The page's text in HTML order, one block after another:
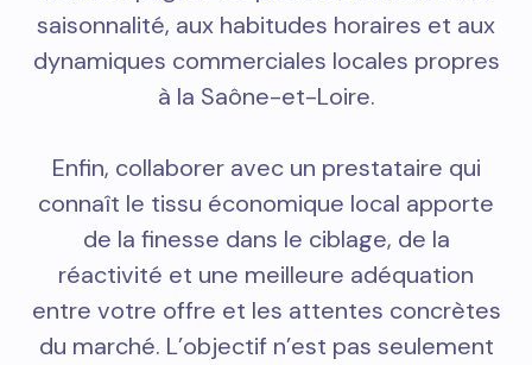
saisonnalité, aux habitudes horaires et aux
dynamiques commerciales locales propres
à la Saône-et-Loire.
Enfin, collaborer avec un prestataire qui
connaît le tissu économique local apporte
de la finesse dans le ciblage, de la
réactivité et une meilleure adéquation
entre votre offre et les attentes concrètes
du marché. L’objectif n’est pas seulement